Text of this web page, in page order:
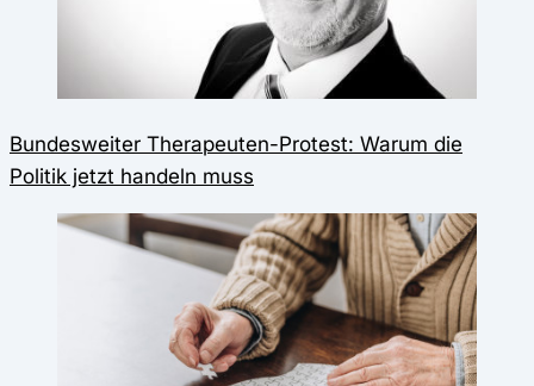
Bundesweiter Therapeuten-Protest: Warum die
Politik jetzt handeln muss